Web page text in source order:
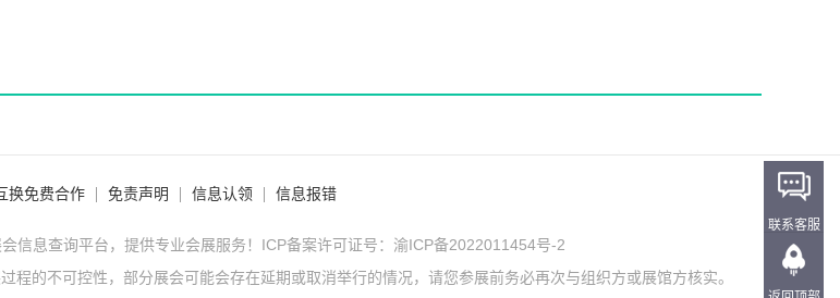
换免费合作 免责声明 信息认领 信息报错
信息查询平台，提供专业会展服务！ICP备案许可证号： 渝ICP备2022011454号-2
的不可控性，部分展会可能会存在延期或取消举行的情况，请您参展前务必再次与组织方或展馆方核实。
联系客服